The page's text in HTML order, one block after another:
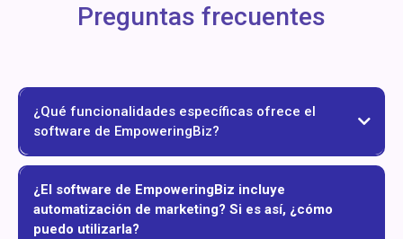
Preguntas frecuentes
¿Qué funcionalidades específicas ofrece el
software de EmpoweringBiz?
¿El software de EmpoweringBiz incluye
automatización de marketing? Si es así, ¿cómo
puedo utilizarla?